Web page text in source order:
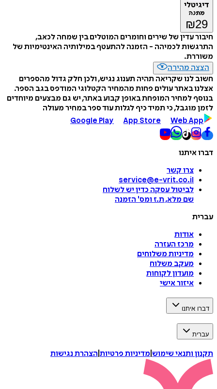
דיגיטלי
מתנה
₪29
חיבור עדין של שירים וחומרים המוטלים בין שמחה לכאב,
התרגשות לכמיהה - הזמנה להתעטף במילותיה האינטימיות של
משוררת.
הצצה מהירה
חשוב לנו שקריאה תהיה תענוג נגיש, ולכן חלק גדול מהספרים
אצלנו באתר עולים פחות מהמחיר הקטלוגי המודפס בגב הספר.
בנוסף למחיר המופחת באופן קבוע באתר, יש גם מבצעים מיוחדים
לזמן מוגבל, כי תמיד כיף לגלות עוד ספר במחיר מעולה
Google Play
App Store Web App
דברו איתנו
צרו קשר
service@e-vrit.co.il
לביטול עסקה כדין יש לשלוח
שם מלא, ת.ז ומס' הזמנה
עברית
אודות
מרכז העזרה
מדיניות משלוחים
מעקב משלוח
מועדון לקוחות
איזור אישי
דברו איתנו
עברית
תקנון ותנאי שימוש מדיניות פרטיות הצהרת נגישות